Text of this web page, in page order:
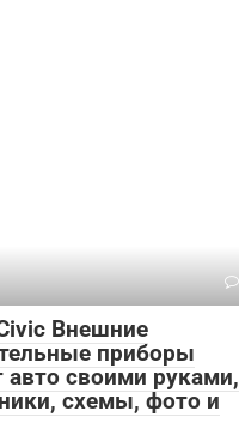
Внешние
приборы
авто своими руками,
схемы, фото и